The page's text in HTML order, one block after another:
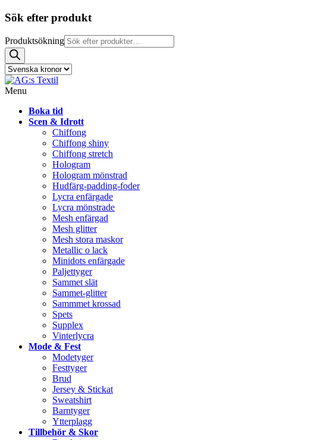
Sök efter produkt
Produktsökning
Menu
Boka tid
Scen & Idrott
Chiffong
Chiffong shiny
Chiffong stretch
Hologram
Hologram mönstrad
Hudfärg-padding-foder
Lycra enfärgade
Lycra mönstrade
Mesh enfärgad
Mesh glitter
Mesh stora maskor
Metallic o lack
Minidots enfärgade
Paljettyger
Sammet slät
Sammet-glitter
Sammmet krossad
Spets
Supplex
Vinterlycra
Mode & Fest
Modetyger
Festtyger
Brud
Jersey & Stickat
Sweatshirt
Barntyger
Ytterplagg
Tillbehör & Skor